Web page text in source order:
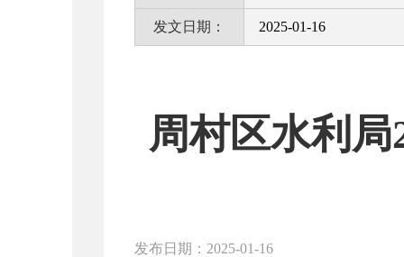
发文日期： 2025-01-16
周村区水利
发布日期：2025-01-16